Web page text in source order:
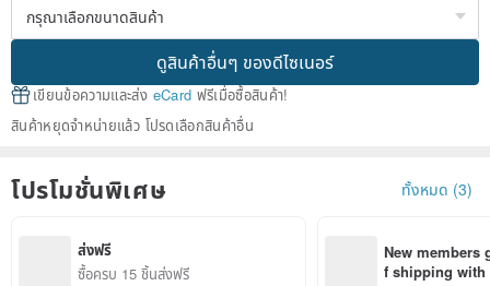
ดูสินค้าอื่นๆ ของดีไซเนอร์
เขียนข้อความและส่ง eCard ฟรีเมื่อซื้อสินค้า!
สินค้าหยุดจำหน่ายแล้ว โปรดเลือกสินค้าอื่น
โปรโมชั่นพิเศษ ทั้งหมด (3)
ส่งฟรี
ซื้อครบ 15 ชิ้นส่งฟรี
New members
f shipping